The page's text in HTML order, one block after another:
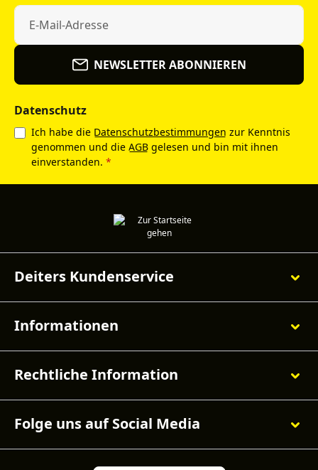
NEWSLETTER ABONNIEREN
Datenschutz
Ich habe die Datenschutzbestimmungen zur Kenntnis
genommen und die AGB gelesen und bin mit ihnen
einverstanden. *
Deiters Kundenservice
Informationen
Rechtliche Information
Folge uns auf Social Media